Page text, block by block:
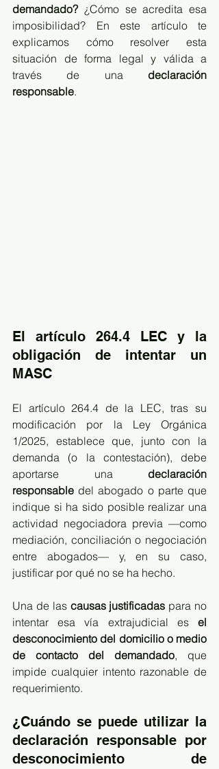
demandado? ¿Cómo se acredita esa
imposibilidad? En este artículo te
explicamos cómo resolver esta
situación de forma legal y válida a
través de una declaración
responsable.
El artículo 264.4 LEC y la
obligación de intentar un
MASC
El artículo 264.4 de la LEC, tras su
modificación por la Ley Orgánica
1/2025, establece que, junto con la
demanda (o la contestación), debe
aportarse una declaración
responsable del abogado o parte que
indique si ha sido posible realizar una
actividad negociadora previa —como
mediación, conciliación o negociación
entre abogados— y, en su caso,
justificar por qué no se ha hecho.
Una de las causas justificadas para no
intentar esa vía extrajudicial es el
desconocimiento del domicilio o medio
de contacto del demandado, que
impide cualquier intento razonable de
requerimiento.
¿Cuándo se puede utilizar la
declaración responsable por
desconocimiento de